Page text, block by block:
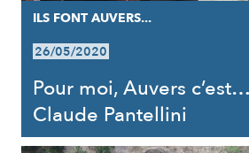
ILS FONT AUVERS...
26/05/2020
Pour moi, Auvers
Claude Pantellini